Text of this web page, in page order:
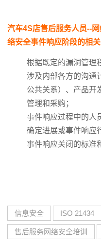
汽车4S店售后服务人员--
络安全事件响应阶段的相
根据既定的漏洞管理
涉及内部各方的沟通
公共关系）、产品开
管理和采购；
事件响应过程中的人
确定进展或事件响应
事件响应关闭的标准
信息安全 ISO 21434
售后服务网络安全培训